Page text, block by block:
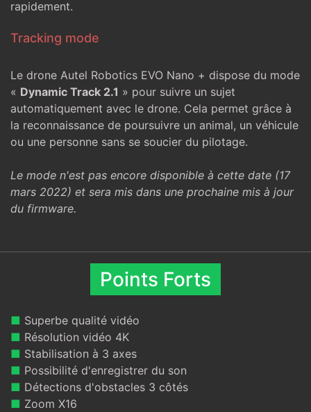
rapidement.
Tracking mode
Le drone Autel Robotics EVO Nano + dispose du mode
« Dynamic Track 2.1 » pour suivre un sujet
automatiquement avec le drone. Cela permet grâce à
la reconnaissance de poursuivre un animal, un véhicule
ou une personne sans se soucier du pilotage.
Le mode n'est pas encore disponible à cette date (17
mars 2022) et sera mis dans une prochaine mis à jour
du firmware.
Points Forts
■ Superbe qualité vidéo
■ Résolution vidéo 4K
■ Stabilisation à 3 axes
■ Possibilité d'enregistrer du son
■ Détections d'obstacles 3 côtés
■ Zoom X16